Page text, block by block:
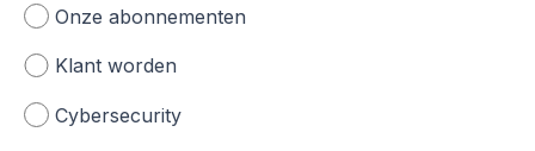
Onze abonnementen
Klant worden
Cybersecurity